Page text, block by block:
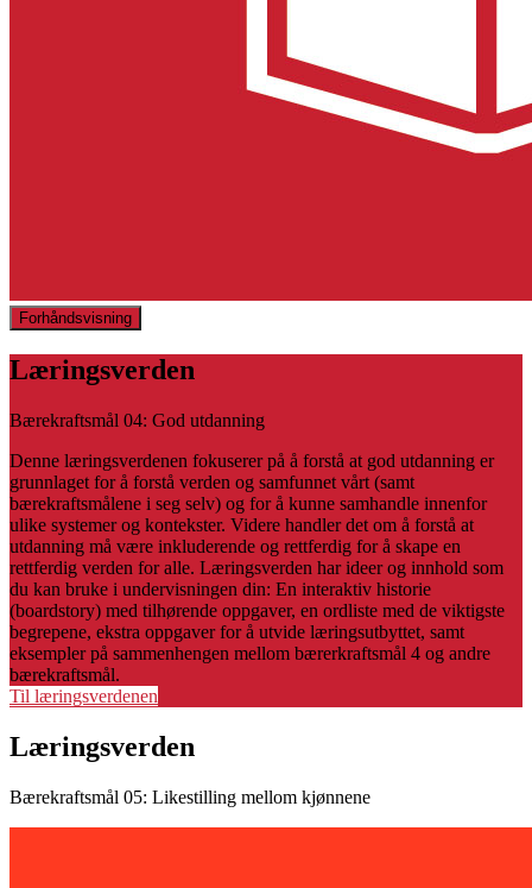
Forhåndsvisning
Læringsverden
Bærekraftsmål 04: God utdanning
Denne læringsverdenen fokuserer på å forstå at god utdanning er
grunnlaget for å forstå verden og samfunnet vårt (samt
bærekraftsmålene i seg selv) og for å kunne samhandle innenfor
ulike systemer og kontekster. Videre handler det om å forstå at
utdanning må være inkluderende og rettferdig for å skape en
rettferdig verden for alle. Læringsverden har ideer og innhold som
du kan bruke i undervisningen din: En interaktiv historie
(boardstory) med tilhørende oppgaver, en ordliste med de viktigste
begrepene, ekstra oppgaver for å utvide læringsutbyttet, samt
eksempler på sammenhengen mellom bærerkraftsmål 4 og andre
bærekraftsmål.
Til læringsverdenen
Læringsverden
Bærekraftsmål 05: Likestilling mellom kjønnene